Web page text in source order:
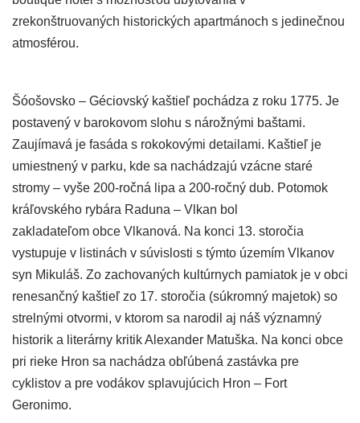
zrekonštruovaných historických apartmánoch s jedinečnou
atmosférou.
Šóošovsko – Géciovský kaštieľ pochádza z roku 1775. Je
postavený v barokovom slohu s nárožnými baštami.
Zaujímavá je fasáda s rokokovými detailami. Kaštieľ je
umiestnený v parku, kde sa nachádzajú vzácne staré
stromy – vyše 200-ročná lipa a 200-ročný dub. Potomok
kráľovského rybára Raduna – Vlkan bol
zakladateľom obce Vlkanová. Na konci 13. storočia
vystupuje v listinách v súvislosti s týmto územím Vlkanov
syn Mikuláš. Zo zachovaných kultúrnych pamiatok je v obci
renesančný kaštieľ zo 17. storočia (súkromný majetok) so
strelnými otvormi, v ktorom sa narodil aj náš významný
historik a literárny kritik Alexander Matuška. Na konci obce
pri rieke Hron sa nachádza obľúbená zastávka pre
cyklistov a pre vodákov splavujúcich Hron – Fort
Geronimo.